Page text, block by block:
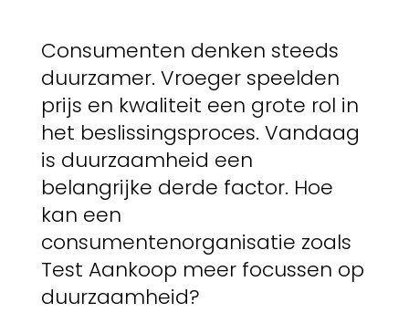
Consumenten denken steeds
duurzamer. Vroeger speelden
prijs en kwaliteit een grote rol in
het beslissingsproces. Vandaag
is duurzaamheid een
belangrijke derde factor. Hoe
kan een
consumentenorganisatie zoals
Test Aankoop meer focussen op
duurzaamheid?